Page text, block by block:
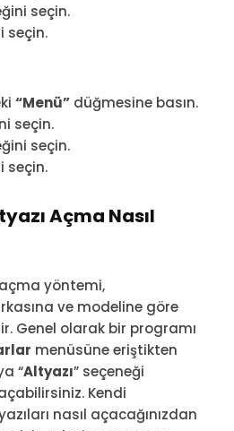
seçin.
seçin.
“Menü” düğmesine basın.
seçin.
seçin.
seçin.
Açma Nasıl
yöntemi,
ve modeline göre
Genel olarak bir programı
menüsüne eriştikten
“Altyazı” seçeneği
Kendi
nasıl açacağınızdan